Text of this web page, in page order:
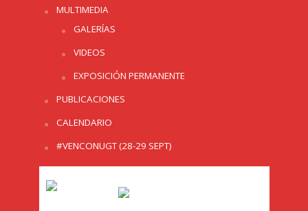
MULTIMEDIA
GALERÍAS
VIDEOS
EXPOSICIÓN PERMANENTE
PUBLICACIONES
CALENDARIO
#VENCONUGT (28-29 SEPT)